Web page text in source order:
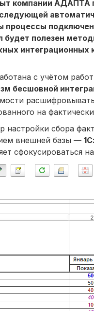
компании
будет полезен
интеграционных
с учётом
бесшовной
на
настройки сбора
внешней базы —
сфокусироваться